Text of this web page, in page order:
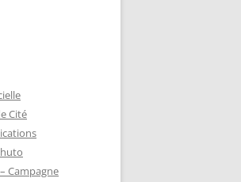
Cité
Campagne